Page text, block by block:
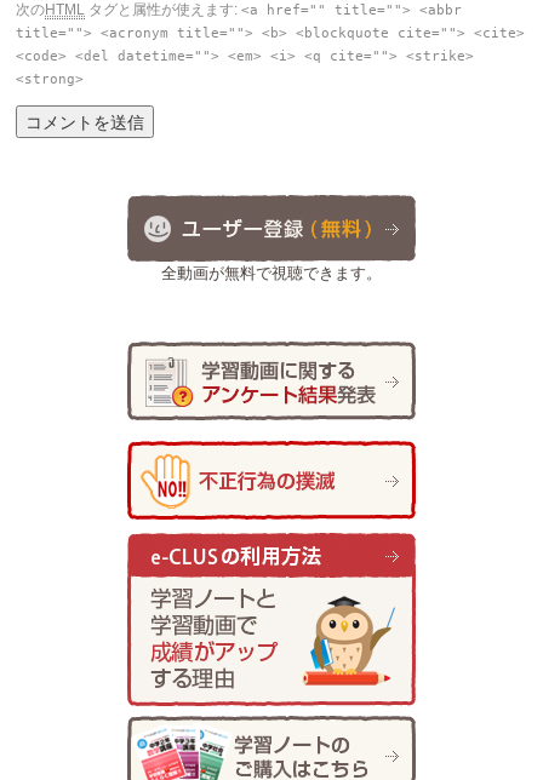
次のHTML タグと属性が使えます:<a href="" title=""> <abbr
title=""> <acronym title=""> <b> <blockquote cite=""> <cite>
<code> <del datetime=""> <em> <i> <q cite=""> <strike>
<strong>
全動画が無料で視聴できます。